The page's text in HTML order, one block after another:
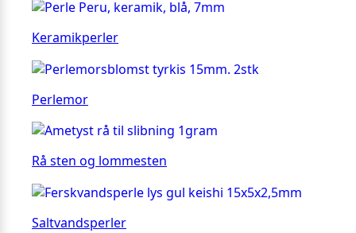
Keramikperler
Perlemor
Rå sten og lommesten
Saltvandsperler